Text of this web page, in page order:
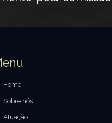
Home
Sobre nós
Atuação